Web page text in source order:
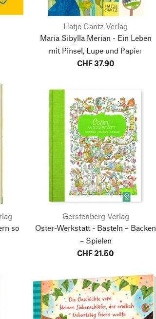
Hatje Cantz Verlag
Maria Sibylla Merian - Ein Leben
mit Pinsel, Lupe und Papier
CHF 37.90
so
Gerstenberg Verlag
Oster-Werkstatt - Basteln – Backen
– Spielen
CHF 21.50